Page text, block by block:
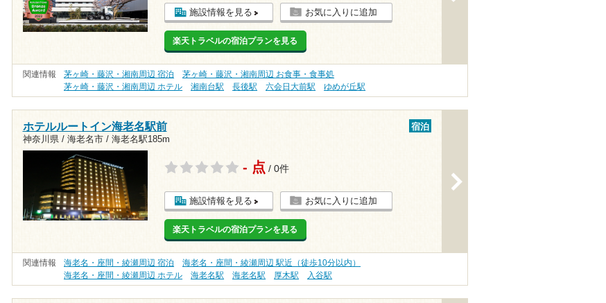
施設情報を見る お気に入りに追加
楽天トラベルの宿泊プランを見る
関連情報 茅ヶ崎・藤沢・湘南周辺 宿泊
茅ヶ崎・藤沢・湘南周辺 お食事・食事処
茅ヶ崎・藤沢・湘南周辺 ホテル
湘南台駅 長後駅 六会日大前駅 ゆめが丘駅
ホテルルートイン海老名駅前
神奈川県 / 海老名市 / 海老名駅185m
宿泊
- 点 / 0件
施設情報を見る お気に入りに追加
楽天トラベルの宿泊プランを見る
関連情報 海老名・座間・綾瀬周辺 宿泊
海老名・座間・綾瀬周辺 駅近（徒歩10分以内）
海老名・座間・綾瀬周辺 ホテル
海老名駅 海老名駅 厚木駅 入谷駅